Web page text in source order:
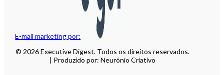
E-mail marketing por:
© 2026 Executive Digest. Todos os direitos reservados.
| Produzido por: Neurónio Criativo